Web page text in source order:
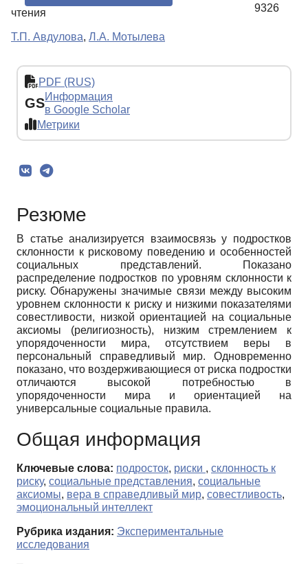
чтения
9326
Т.П. Авдулова, Л.А. Мотылева
PDF (RUS)
GSИнформация
в Google Scholar
Метрики
Резюме
В статье анализируется взаимосвязь у подростков
склонности к рисковому поведению и особенностей
социальных представлений. Показано
распределение подростков по уровням склонности к
риску. Обнаружены значимые связи между высоким
уровнем склонности к риску и низкими показателями
совестливости, низкой ориентацией на социальные
аксиомы (религиозность), низким стремлением к
упорядоченности мира, отсутствием веры в
персональный справедливый мир. Одновременно
показано, что воздерживающиеся от риска подростки
отличаются высокой потребностью в
упорядоченности мира и ориентацией на
универсальные социальные правила.
Общая информация
Ключевые слова: подросток, риски , склонность к
риску, социальные представления, социальные
аксиомы, вера в справедливый мир, совестливость,
эмоциональный интеллект
Рубрика издания: Экспериментальные
исследования